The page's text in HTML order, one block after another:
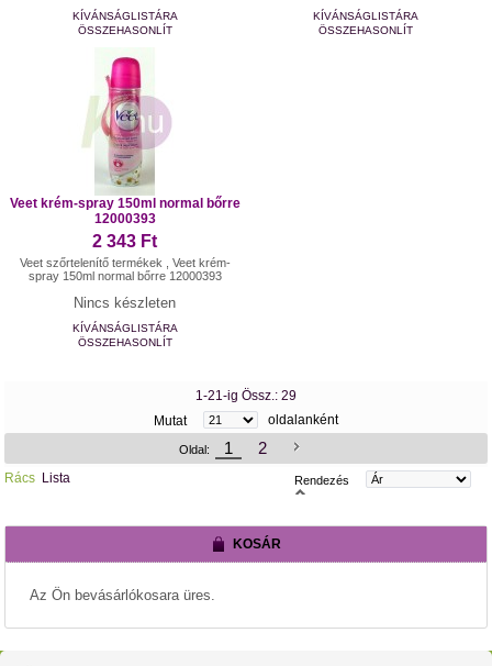
KÍVÁNSÁGLISTÁRA
ÖSSZEHASONLÍT
KÍVÁNSÁGLISTÁRA
ÖSSZEHASONLÍT
Veet krém-spray 150ml normal bőrre
12000393
2 343 Ft
Veet szőrtelenítő termékek , Veet krém-
spray 150ml normal bőrre 12000393
Nincs készleten
KÍVÁNSÁGLISTÁRA
ÖSSZEHASONLÍT
1-21-ig Össz.: 29
Mutat
oldalanként
Oldal: 1 2
Rács Lista Rendezés
KOSÁR
Az Ön bevásárlókosara üres.